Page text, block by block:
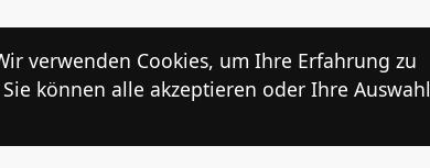
verwenden Cookies, um Ihre Erfahrung zu
können alle akzeptieren oder Ihre Auswahl